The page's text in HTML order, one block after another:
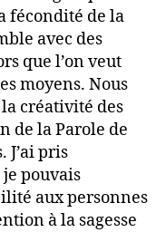
fécondité de la
avec des
que l’on veut
moyens. Nous
créativité des
de la Parole de
J’ai pris
pouvais
aux personnes
à la sagesse